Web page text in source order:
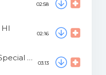
02:58
02:16
ТВОЇ РІДНІ ОЧІ (Special Version)
03:13